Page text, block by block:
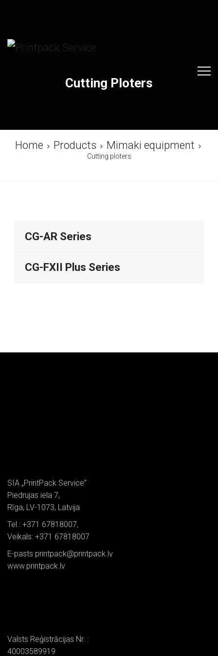
Cutting Ploters
Home Products Mimaki equipment
Cutting ploters
CG-AR Series
CG-FXII Plus Series
SIA „PrintPack Service”
Piedrujas iela 7,
Rīga, LV-1073, Latvija
Tel.: +371 67818007,
Veikals: +371 67818007
E-pasts printpack@printpack.lv
www.printpack.lv
Valsts Reģistrācijas Nr. :
40003589919